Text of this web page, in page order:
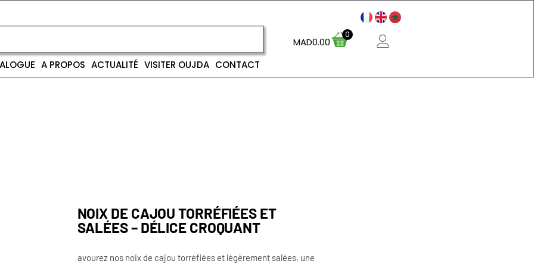
A PROPOS ACTUALITÉ VISITER OUJDA CONTACT
MAD0.00
0
NOIX DE CAJOU TORRÉFIÉES ET
SALÉES – DÉLICE CROQUANT
avourez nos noix de cajou torréfiées et légèrement salées, une